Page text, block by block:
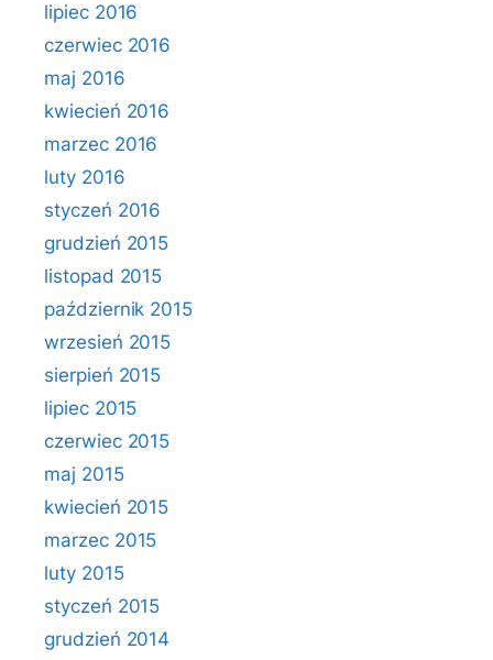
lipiec 2016
czerwiec 2016
maj 2016
kwiecień 2016
marzec 2016
luty 2016
styczeń 2016
grudzień 2015
listopad 2015
październik 2015
wrzesień 2015
sierpień 2015
lipiec 2015
czerwiec 2015
maj 2015
kwiecień 2015
marzec 2015
luty 2015
styczeń 2015
grudzień 2014